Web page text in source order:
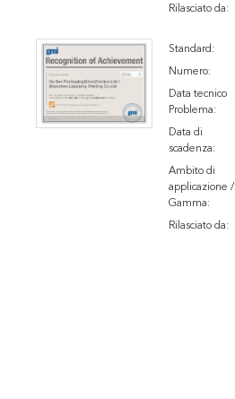
Rilasciato da:
Standard:
Numero:
Data tecnico
Problema:
Data di
scadenza:
Ambito di
applicazione /
Gamma:
Rilasciato da: